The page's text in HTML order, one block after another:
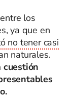
los
ya que en
no tener casi
naturales.
cuestión